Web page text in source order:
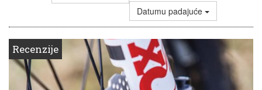
Datumu padajuće
Recenzije